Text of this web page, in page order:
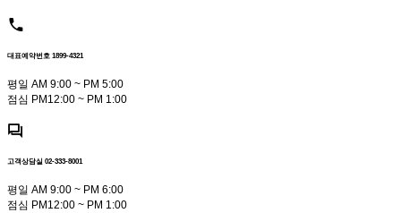
대표예약번호 1899-4321
평일 AM 9:00 ~ PM 5:00
점심 PM12:00 ~ PM 1:00
고객상담실 02-333-8001
평일 AM 9:00 ~ PM 6:00
점심 PM12:00 ~ PM 1:00